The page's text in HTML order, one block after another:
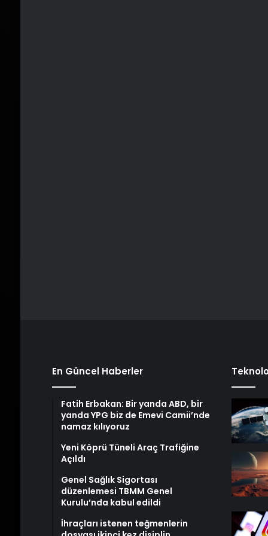
En Güncel Haberler
Fatih Erbakan: Bir yanda ABD, bir
yanda YPG biz de Emevi Camii’nde
namaz kılıyoruz
Yeni Köprü Tüneli Araç Trafiğine
Açıldı
Genel Sağlık Sigortası
düzenlemesi TBMM Genel
Kurulu’nda kabul edildi
İhraçları istenen teğmenlerin